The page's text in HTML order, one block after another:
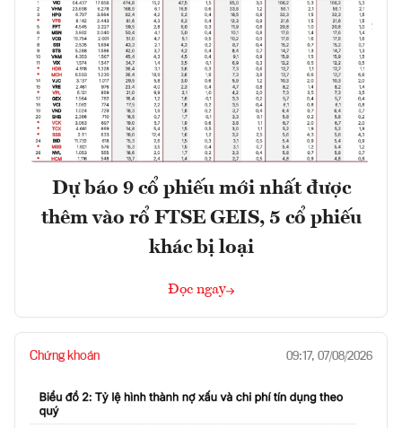
Dự báo 9 cổ phiếu mới nhất được
thêm vào rổ FTSE GEIS, 5 cổ phiếu
khác bị loại
Đọc ngay
Chứng khoán 09:17, 07/08/2026